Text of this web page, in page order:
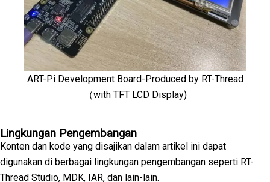
ART-Pi Development Board-Produced by RT-Thread
（with TFT LCD Display)
Lingkungan Pengembangan
Konten dan kode yang disajikan dalam artikel ini dapat
digunakan di berbagai lingkungan pengembangan seperti RT-
Thread Studio, MDK, IAR, dan lain-lain.